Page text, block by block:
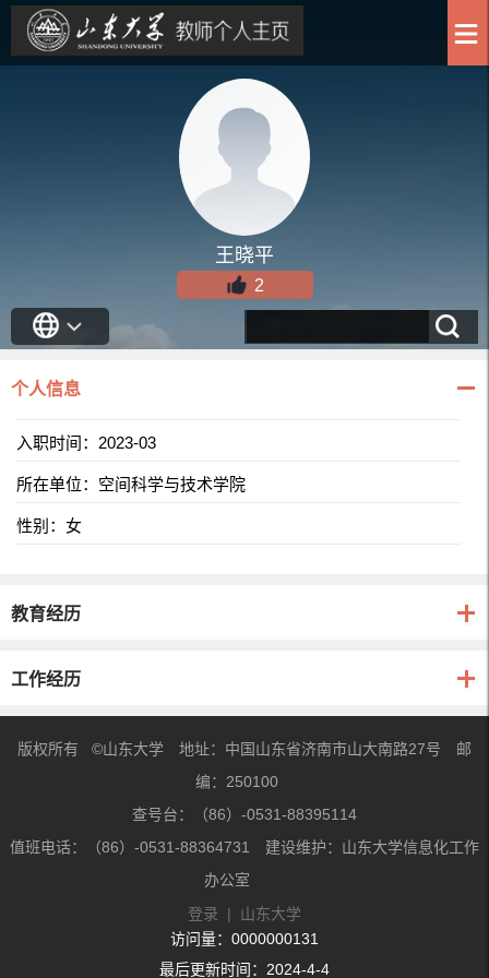
王晓平
2
个人信息
入职时间：2023-03
所在单位：空间科学与技术学院
性别：女
教育经历
工作经历
版权所有 ©山东大学 地址：中国山东省济南市山大南路27号 邮
编：250100
查号台：（86）-0531-88395114
值班电话：（86）-0531-88364731 建设维护：山东大学信息化工作
办公室
登录 | 山东大学
访问量： 0000000131
最后更新时间： 2024-4-4